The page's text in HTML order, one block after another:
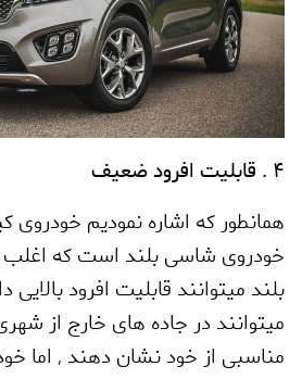
4 . قابلیت افرود ضعیف
همانطور که اشاره نمودیم خودروی
خودروی شاسی بلند است که
بلند میتوانند قابلیت افرود
میتوانند در جاده های خارج از
مناسبی از خود نشان دهند , اما